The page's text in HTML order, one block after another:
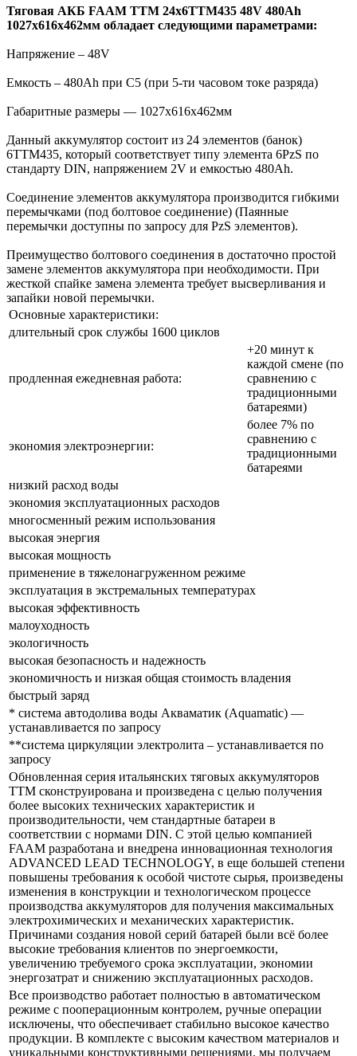
Тяговая АКБ FAAM TTM 24x6TTM435 48V 480Ah
1027x616x462мм обладает следующими параметрами:
Напряжение – 48V
Емкость – 480Ah при С5 (при 5-ти часовом токе разряда)
Габаритные размеры — 1027x616x462мм
Данный аккумулятор состоит из 24 элементов (банок)
6TTM435, который соответствует типу элемента 6PzS по
стандарту DIN, напряжением 2V и емкостью 480Ah.
Соединение элементов аккумулятора производится гибкими
перемычками (под болтовое соединение) (Паянные
перемычки доступны по запросу для PzS элементов).
Преимущество болтового соединения в достаточно простой
замене элементов аккумулятора при необходимости. При
жесткой спайке замена элемента требует высверливания и
запайки новой перемычки.
Основные характеристики:
длительный срок службы 1600 циклов
продленная ежедневная работа:
+20 минут к
каждой смене (по
сравнению с
традиционными
батареями)
экономия электроэнергии:
более 7% по
сравнению с
традиционными
батареями
низкий расход воды
экономия эксплуатационных расходов
многосменный режим использования
высокая энергия
высокая мощность
применение в тяжелонагруженном режиме
эксплуатация в экстремальных температурах
высокая эффективность
малоуходность
экологичность
высокая безопасность и надежность
экономичность и низкая общая стоимость владения
быстрый заряд
* система автодолива воды Акваматик (Aquamatic) —
устанавливается по запросу
**система циркуляции электролита – устанавливается по
запросу
Обновленная серия итальянских тяговых аккумуляторов
ТTM сконструирована и произведена с целью получения
более высоких технических характеристик и
производительности, чем стандартные батареи в
соответствии с нормами DIN. С этой целью компанией
FAAM разработана и внедрена инновационная технология
ADVANCED LEAD TECHNOLOGY, в еще большей степени
повышены требования к особой чистоте сырья, произведены
изменения в конструкции и технологическом процессе
производства аккумуляторов для получения максимальных
электрохимических и механических характеристик.
Причинами создания новой серий батарей были всё более
высокие требования клиентов по энергоемкости,
увеличению требуемого срока эксплуатации, экономии
энергозатрат и снижению эксплуатационных расходов.
Все производство работает полностью в автоматическом
режиме с пооперационным контролем, ручные операции
исключены, что обеспечивает стабильно высокое качество
продукции. В комплекте с высоким качеством материалов и
уникальными конструктивными решениями, мы получаем